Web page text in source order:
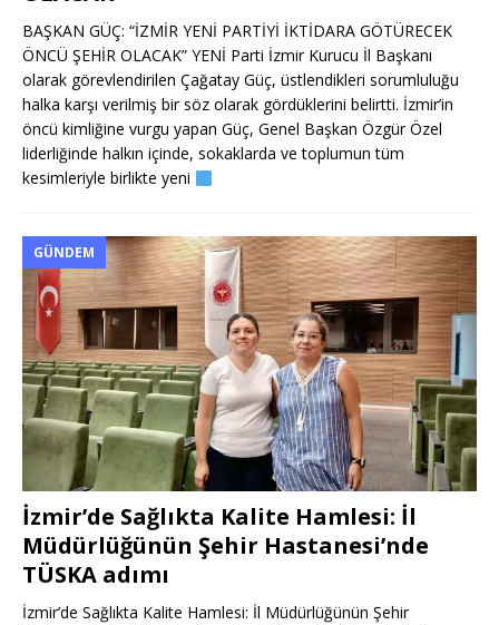
BAŞKAN GÜÇ: “İZMİR YENİ PARTİYİ İKTİDARA GÖTÜRECEK
ÖNCÜ ŞEHİR OLACAK” YENİ Parti İzmir Kurucu İl Başkanı
olarak görevlendirilen Çağatay Güç, üstlendikleri sorumluluğu
halka karşı verilmiş bir söz olarak gördüklerini belirtti. İzmir’in
öncü kimliğine vurgu yapan Güç, Genel Başkan Özgür Özel
liderliğinde halkın içinde, sokaklarda ve toplumun tüm
kesimleriyle birlikte yeni
GÜNDEM
İzmir’de Sağlıkta Kalite Hamlesi: İl
Müdürlüğünün Şehir Hastanesi’nde
TÜSKA adımı
İzmir’de Sağlıkta Kalite Hamlesi: İl Müdürlüğünün Şehir